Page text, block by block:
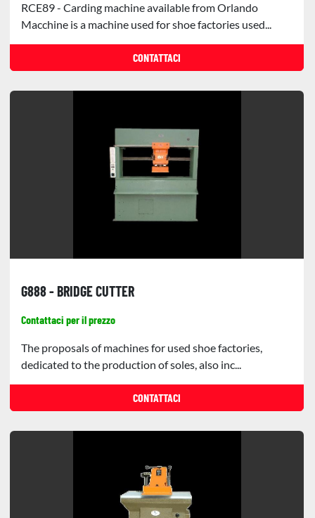
RCE89 - Carding machine available from Orlando
Macchine is a machine used for shoe factories used...
CONTATTACI
G888 - BRIDGE CUTTER
Contattaci per il prezzo
The proposals of machines for used shoe factories,
dedicated to the production of soles, also inc...
CONTATTACI